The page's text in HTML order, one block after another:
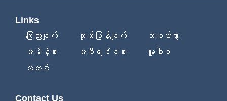
Links
ကြေညာချက်
ထုတ်ပြန်ချက်
သဝဏ်လွှာ
အမိန့်စာ
အစီရင်ခံစာ
မူဝါဒ
သတင်း
Contact Us